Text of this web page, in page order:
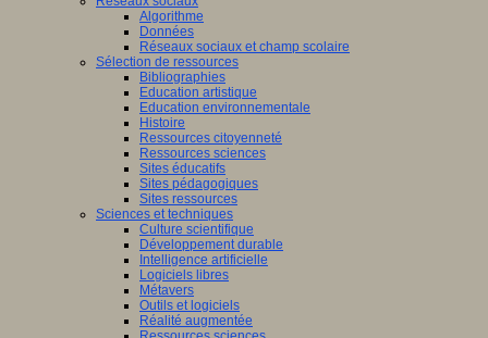
Algorithme
Données
Réseaux sociaux et champ scolaire
Sélection de ressources
Bibliographies
Education artistique
Education environnementale
Histoire
Ressources citoyenneté
Ressources sciences
Sites éducatifs
Sites pédagogiques
Sites ressources
Sciences et techniques
Culture scientifique
Développement durable
Intelligence artificielle
Logiciels libres
Métavers
Outils et logiciels
Réalité augmentée